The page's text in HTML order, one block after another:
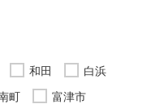
和田
白浜
町
富津市